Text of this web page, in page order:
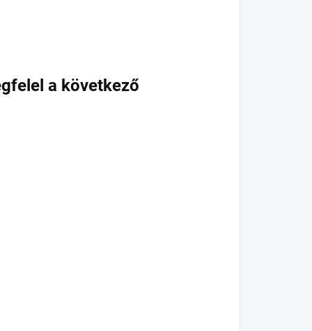
a következő